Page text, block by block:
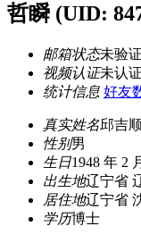
哲瞬 (UID:
邮箱状态未验证
视频认证未认证
统计信息 好友
真实姓名邱吉
性别男
生日1948 年 2
出生地辽宁省
居住地辽宁省
学历博士